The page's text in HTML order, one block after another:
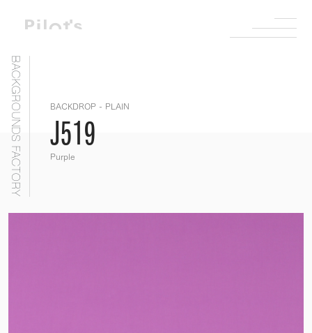
BACKGROUNDS FACTORY BACKDROP - PLAIN
J519
Purple